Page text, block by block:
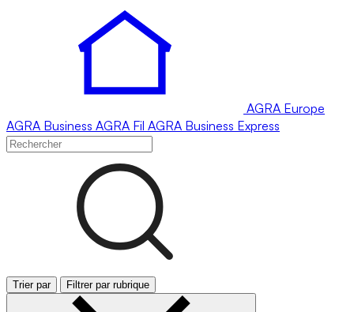
AGRA Europe
AGRA Business AGRA Fil AGRA Business Express
Trier par Filtrer par rubrique